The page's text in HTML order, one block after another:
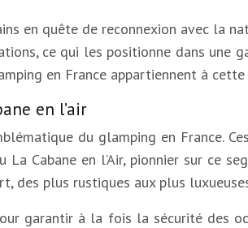
en quête de reconnexion avec la
ce qui les positionne dans une
en France appartiennent à
en l’air
du glamping en France.
Cabane en l’Air, pionnier sur ce
des plus rustiques aux plus
garantir à la fois la sécurité des